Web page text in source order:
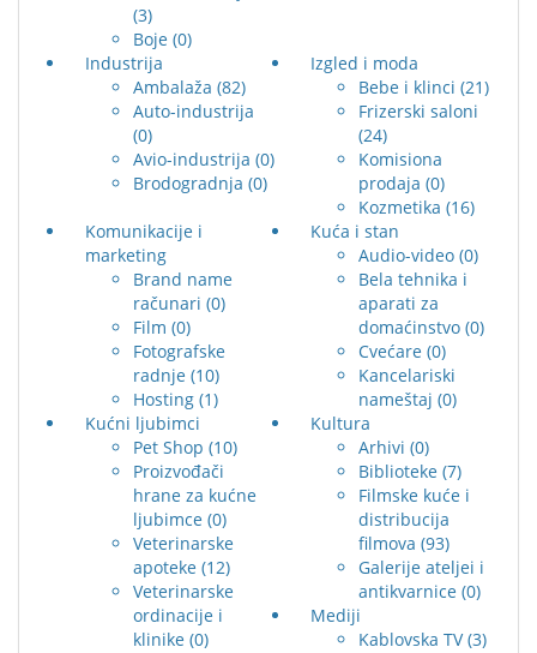
(3)
Boje (0)
Industrija
Ambalaža (82)
Auto-industrija
(0)
Avio-industrija (0)
Brodogradnja (0)
Izgled i moda
Bebe i klinci (21)
Frizerski saloni
(24)
Komisiona
prodaja (0)
Kozmetika (16)
Komunikacije i
marketing
Brand name
računari (0)
Film (0)
Fotografske
radnje (10)
Hosting (1)
Kuća i stan
Audio-video (0)
Bela tehnika i
aparati za
domaćinstvo (0)
Cvećare (0)
Kancelariski
nameštaj (0)
Kućni ljubimci
Pet Shop (10)
Proizvođači
hrane za kućne
ljubimce (0)
Veterinarske
apoteke (12)
Veterinarske
ordinacije i
klinike (0)
Kultura
Arhivi (0)
Biblioteke (7)
Filmske kuće i
distribucija
filmova (93)
Galerije ateljei i
antikvarnice (0)
Mediji
Kablovska TV(3)